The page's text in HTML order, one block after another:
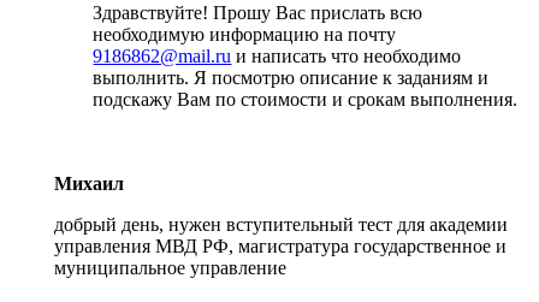
Здравствуйте! Прошу Вас прислать всю
необходимую информацию на почту
9186862@mail.ru и написать что необходимо
выполнить. Я посмотрю описание к заданиям и
подскажу Вам по стоимости и срокам выполнения.
Михаил
добрый день, нужен вступительный тест для академии
управления МВД РФ, магистратура государственное и
муниципальное управление